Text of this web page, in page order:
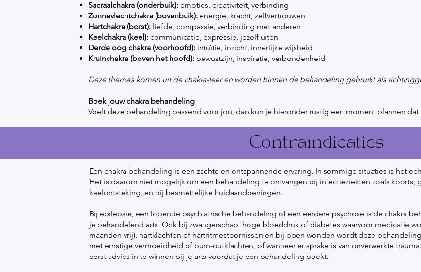
Sacraalchakra (onderbuik): emoties, creativiteit, verbinding
Zonnevlechtchakra (bovenbuik): energie, kracht, zelfvertrouwen
Hartchakra (borst): liefde, compassie, verbinding met anderen
Keelchakra (keel): communicatie, expressie, jezelf uiten
Derde oog chakra (voorhoofd): intuïtie, inzicht, innerlijke wijsheid
Kruinchakra (boven het hoofd): bewustzijn, inspiratie, verbondenheid
Deze thema’s komen uit de chakra-leer en worden binnen de behandeling gebruikt als
Boek jouw chakra behandeling
Voelt deze behandeling passend voor jou, dan kun je hieronder rustig een moment plannen dat
Contraindicaties
Een chakra behandeling is een zachte en ontspannende ervaring. In sommige situaties is het
Het is daarom niet mogelijk om een behandeling te ontvangen bij infectieziekten zoals koorts,
keelontsteking, en bij besmettelijke huidaandoeningen.
Bij epilepsie, een lopende psychiatrische behandeling of een eerdere psychose is de chakra
je behandelend arts. Ook bij zwangerschap, hoge bloeddruk of diabetes waarvoor medicatie
maanden vrij), hartklachten of hartritmestoornissen en bij open wonden wordt deze
met ernstige vermoeidheid of burn-outklachten, of wanneer er sprake is van onverwerkte
eerst advies in te winnen bij je arts voordat je een behandeling boekt.